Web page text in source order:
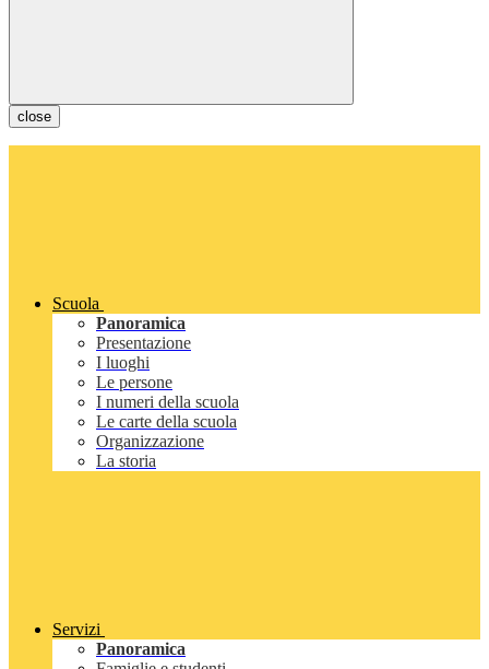
close
Scuola
Panoramica
Presentazione
I luoghi
Le persone
I numeri della scuola
Le carte della scuola
Organizzazione
La storia
Servizi
Panoramica